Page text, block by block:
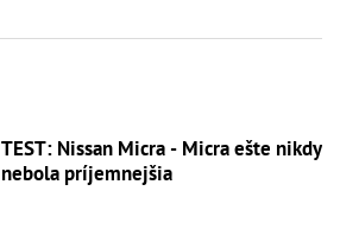
TEST: Nissan Micra - Micra ešte nikdy
nebola príjemnejšia